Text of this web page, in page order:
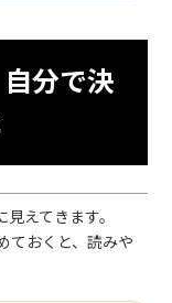
分で決
えてきます。
ておくと、読みや